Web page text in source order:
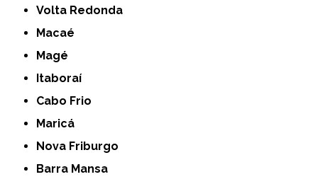
Volta Redonda
Macaé
Magé
Itaboraí
Cabo Frio
Maricá
Nova Friburgo
Barra Mansa